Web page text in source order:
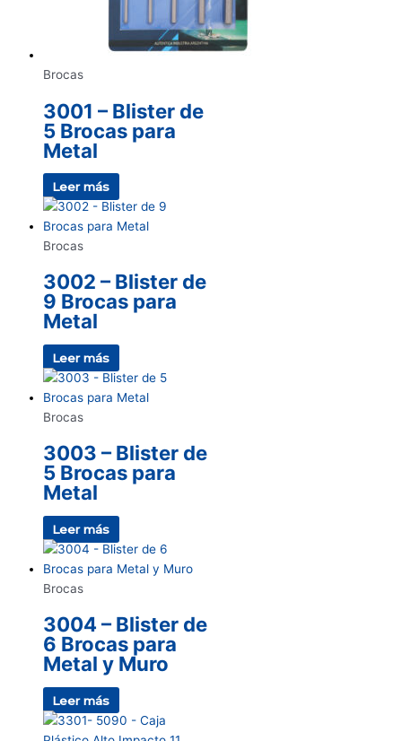
Brocas
3001 – Blister de
5 Brocas para
Metal
Leer más
Brocas
3002 – Blister de
9 Brocas para
Metal
Leer más
Brocas
3003 – Blister de
5 Brocas para
Metal
Leer más
Brocas
3004 – Blister de
6 Brocas para
Metal y Muro
Leer más